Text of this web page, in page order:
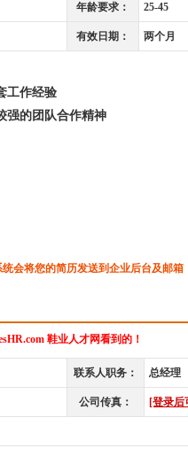
年龄要求： 25-45
有效日期： 两个月
工作经验
强的团队合作精神
会将您的简历发送到企业后台及邮箱
鞋业人才网看到的！
联系人职务： 总经理
公司传真： [登录后